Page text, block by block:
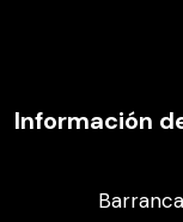
Información